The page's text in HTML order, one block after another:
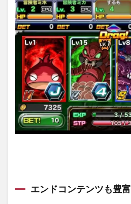
エンドコンテンツも豊富